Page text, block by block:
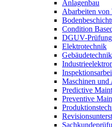
Anlagenbau
Abarbeiten von
Condition
DGUV-
Elektrotechnik
Gebäudetechnik
Maschinen und
Predictive
Preventive